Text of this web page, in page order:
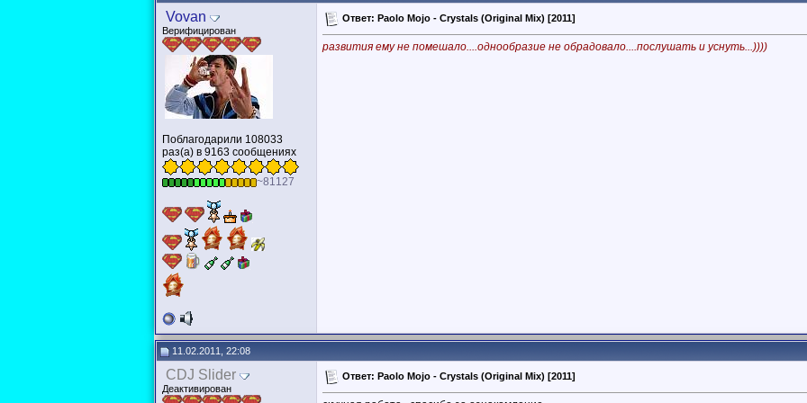
Vovan
Верифицирован
Поблагодарили 108033
раз(а) в 9163 сообщениях
~81127
Ответ: Paolo Mojo - Crystals (Original Mix) [2011]
развития ему не помешало....однообразие не обрадовало....послушать и уснуть...))))
11.02.2011, 22:08
CDJ Slider
Деактивирован
Ответ: Paolo Mojo - Crystals (Original Mix) [2011]